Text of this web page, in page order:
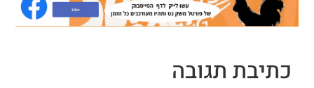
כתיבת תגובה